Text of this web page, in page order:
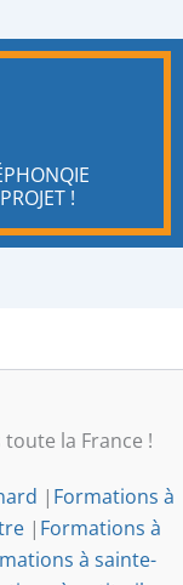
!
la France !
| Formations à
| Formations à
à sainte-